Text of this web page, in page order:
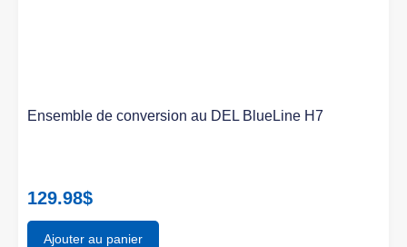
Ensemble de conversion au DEL BlueLine H7
129.98$
Ajouter au panier